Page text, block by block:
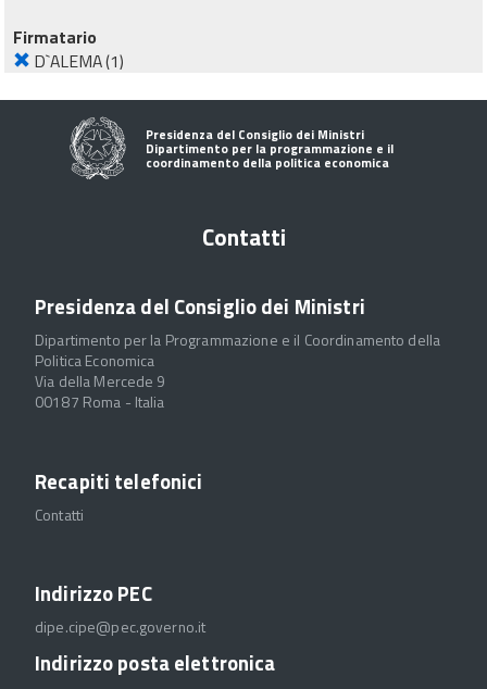
Firmatario
D`ALEMA(1)
Presidenza del Consiglio dei Ministri
Dipartimento per la programmazione e il
coordinamento della politica economica
Contatti
Presidenza del Consiglio dei Ministri
Dipartimento per la Programmazione e il Coordinamento della
Politica Economica
Via della Mercede 9
00187 Roma - Italia
Recapiti telefonici
Contatti
Indirizzo PEC
dipe.cipe@pec.governo.it
Indirizzo posta elettronica